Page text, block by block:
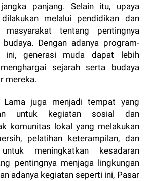
panjang. Selain itu, upaya
melalui pendidikan dan
tentang pentingnya
Dengan adanya program-
ini, generasi muda dapat lebih
sejarah serta budaya
mereka.
Lama juga menjadi tempat yang
untuk kegiatan sosial dan
komunitas lokal yang melakukan
pelatihan keterampilan, dan
meningkatkan kesadaran
pentingnya menjaga lingkungan
adanya kegiatan seperti ini, Pasar